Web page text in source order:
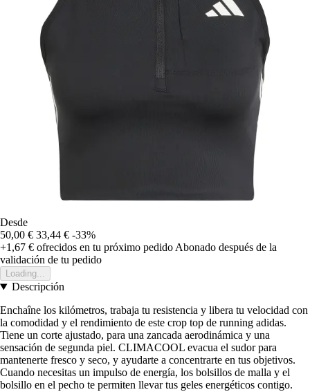
Desde
50,00 € 33,44 € -33%
+1,67 € ofrecidos en tu próximo pedido Abonado después de la
validación de tu pedido
Loading...
Descripción
Enchaîne los kilómetros, trabaja tu resistencia y libera tu velocidad con
la comodidad y el rendimiento de este crop top de running adidas.
Tiene un corte ajustado, para una zancada aerodinámica y una
sensación de segunda piel. CLIMACOOL evacua el sudor para
mantenerte fresco y seco, y ayudarte a concentrarte en tus objetivos.
Cuando necesitas un impulso de energía, los bolsillos de malla y el
bolsillo en el pecho te permiten llevar tus geles energéticos contigo.